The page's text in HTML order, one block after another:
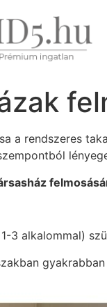
a rendszeres
3 alkalommal)